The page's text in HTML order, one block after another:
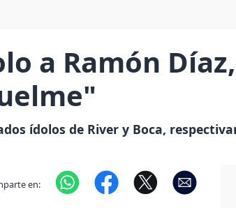
a Ramón
ídolos de River y Boca,
en: